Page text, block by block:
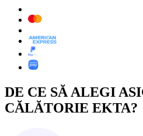
DE CE SĂ ALEGI
CĂLĂTORIE EKTA?